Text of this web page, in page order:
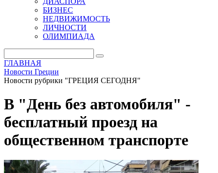
БИЗНЕС
НЕДВИЖИМОСТЬ
ЛИЧНОСТИ
ОЛИМПИАДА
ГЛАВНАЯ
Новости Греции
Новости рубрики "ГРЕЦИЯ СЕГОДНЯ"
В "День без автомобиля" -
бесплатный проезд на
общественном транспорте